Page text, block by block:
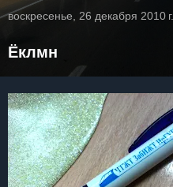
воскресенье, 26 декабря 2010 г.
Ёклмн